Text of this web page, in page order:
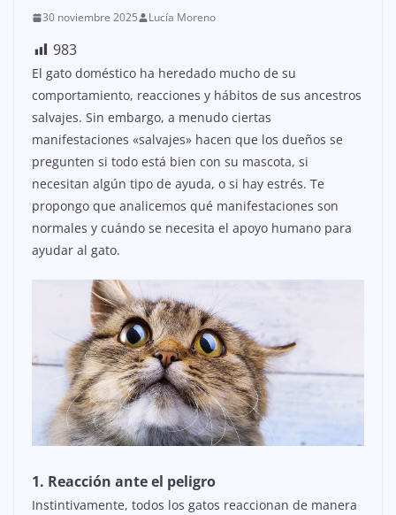
30 noviembre 2025 Lucía Moreno
983
El gato doméstico ha heredado mucho de su
comportamiento, reacciones y hábitos de sus ancestros
salvajes. Sin embargo, a menudo ciertas
manifestaciones «salvajes» hacen que los dueños se
pregunten si todo está bien con su mascota, si
necesitan algún tipo de ayuda, o si hay estrés. Te
propongo que analicemos qué manifestaciones son
normales y cuándo se necesita el apoyo humano para
ayudar al gato.
1. Reacción ante el peligro
Instintivamente, todos los gatos reaccionan de manera